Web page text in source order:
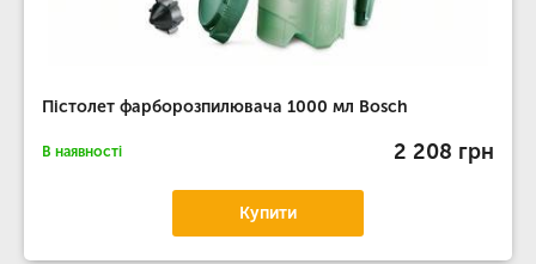
Пістолет фарборозпилювача 1000 мл Bosch
В наявності 2 208 грн
Купити